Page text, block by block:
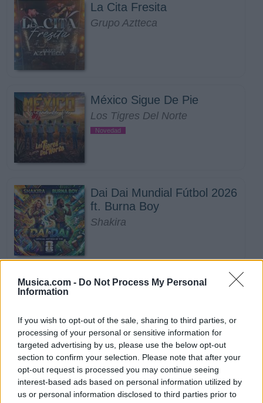
Musica.com - Do Not Process My Personal
Information
If you wish to opt-out of the sale, sharing to third parties, or
processing of your personal or sensitive information for
targeted advertising by us, please use the below opt-out
section to confirm your selection. Please note that after your
opt-out request is processed you may continue seeing
interest-based ads based on personal information utilized by
us or personal information disclosed to third parties prior to
La Cita Fresita
Grupo Aztteca
México Sigue De Pie
Los Tigres Del Norte
Novedad
Dai Dai Mundial Fútbol 2026
ft. Burna Boy
Shakira
La Cita Fresita 2 ft. Luis R
Grupo Aztteca
Novedad
Ahora Soy Mi Prioridad
Nyla Stone